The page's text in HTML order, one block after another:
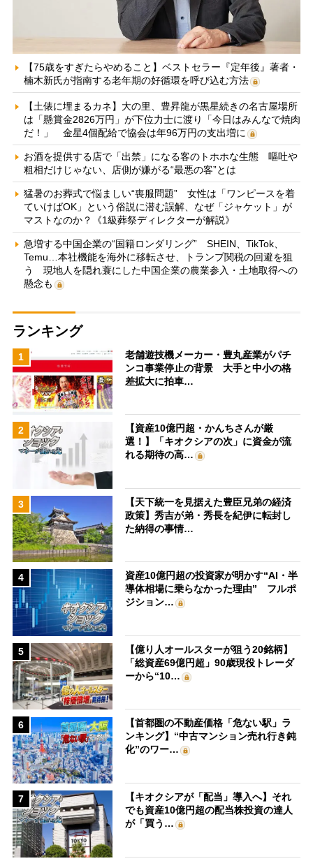
【75歳をすぎたらやめること】ベストセラー『定年後』著者・
楠木新氏が指南する老年期の好循環を呼び込む方法
【土俵に埋まるカネ】大の里、豊昇龍が黒星続きの名古屋場所
は「懸賞金2826万円」が下位力士に渡り「今日はみんなで焼肉
だ！」 金星4個配給で協会は年96万円の支出増に
お酒を提供する店で「出禁」になる客のトホホな生態 嘔吐や
粗相だけじゃない、店側が嫌がる“最悪の客”とは
猛暑のお葬式で悩ましい“喪服問題” 女性は「ワンピースを着
ていけばOK」という俗説に潜む誤解、なぜ「ジャケット」が
マストなのか？《1級葬祭ディレクターが解説》
急増する中国企業の“国籍ロンダリング” SHEIN、TikTok、
Temu…本社機能を海外に移転させ、トランプ関税の回避を狙
う 現地人を隠れ蓑にした中国企業の農業参入・土地取得への
懸念も
ランキング
1
老舗遊技機メーカー・豊丸産業がパチ
ンコ事業停止の背景 大手と中小の格
差拡大に拍車…
2
【資産10億円超・かんちさんが厳
選！】「キオクシアの次」に資金が流
れる期待の高…
3
【天下統一を見据えた豊臣兄弟の経済
政策】秀吉が弟・秀長を紀伊に転封し
た納得の事情…
4
資産10億円超の投資家が明かす“AI・半
導体相場に乗らなかった理由” フルポ
ジション…
5
【億り人オールスターが狙う20銘柄】
「総資産69億円超」90歳現役トレーダ
ーから“10…
6
【首都圏の不動産価格「危ない駅」ラ
ンキング】“中古マンション売れ行き鈍
化”のワー…
7
【キオクシアが「配当」導入へ】それ
でも資産10億円超の配当株投資の達人
が「買う…